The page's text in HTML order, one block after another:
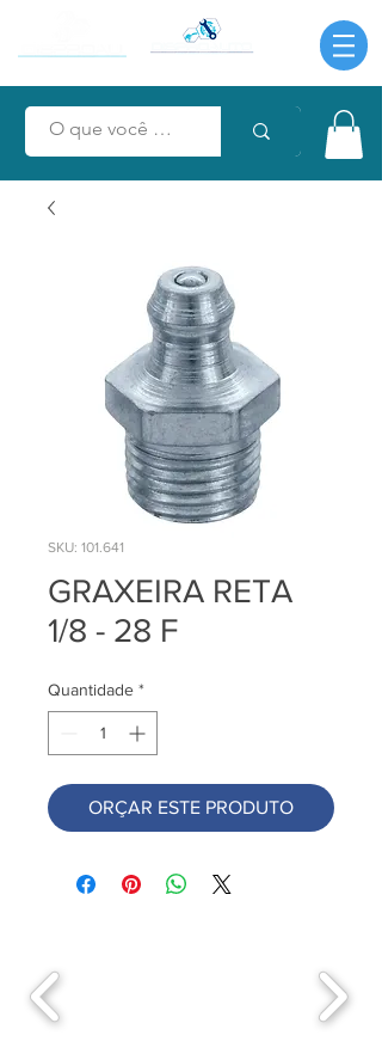
SKU: 101.641
GRAXEIRA RETA
1/8 - 28 F
Quantidade *
ORÇAR ESTE PRODUTO